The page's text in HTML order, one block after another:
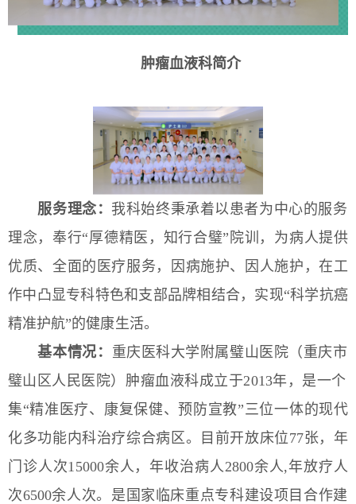
肿瘤血液科简介
服务理念： 我科始终秉承着以患者为中心的服务
理念，奉行“厚德精医，知行合璧”院训，为病人提供
优质、全面的医疗服务，因病施护、因人施护，在工
作中凸显专科特色和支部品牌相结合，实现“科学抗癌
精准护航”的健康生活。
基本情况： 重庆医科大学附属璧山医院（重庆市
璧山区人民医院） 肿瘤血液科成立于2013年， 是一个
集“精准医疗、康复保健、预防宣教”三位一体的现代
化多功能内科治疗综合病区。目前开放床位77张，年
门诊人次15000余人，年收治病人2800余人,年放疗人
次6500余人次。是 国家临床重点专科建设项目合作建